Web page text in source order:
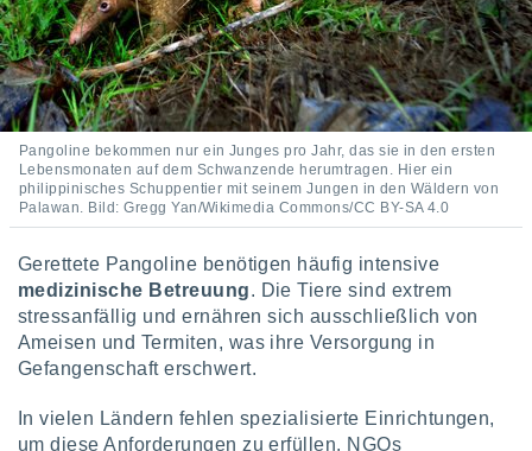
Pangoline bekommen nur ein Junges pro Jahr, das sie in den ersten
Lebensmonaten auf dem Schwanzende herumtragen. Hier ein
philippinisches Schuppentier mit seinem Jungen in den Wäldern von
Palawan. Bild: Gregg Yan/Wikimedia Commons/CC BY-SA 4.0
Gerettete Pangoline benötigen häufig intensive
medizinische Betreuung. Die Tiere sind extrem
stressanfällig und ernähren sich ausschließlich von
Ameisen und Termiten, was ihre Versorgung in
Gefangenschaft erschwert.
In vielen Ländern fehlen spezialisierte Einrichtungen,
um diese Anforderungen zu erfüllen. NGOs